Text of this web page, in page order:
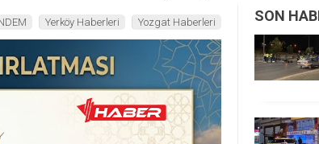
Yerköy Haberleri Yozgat Haberleri SON